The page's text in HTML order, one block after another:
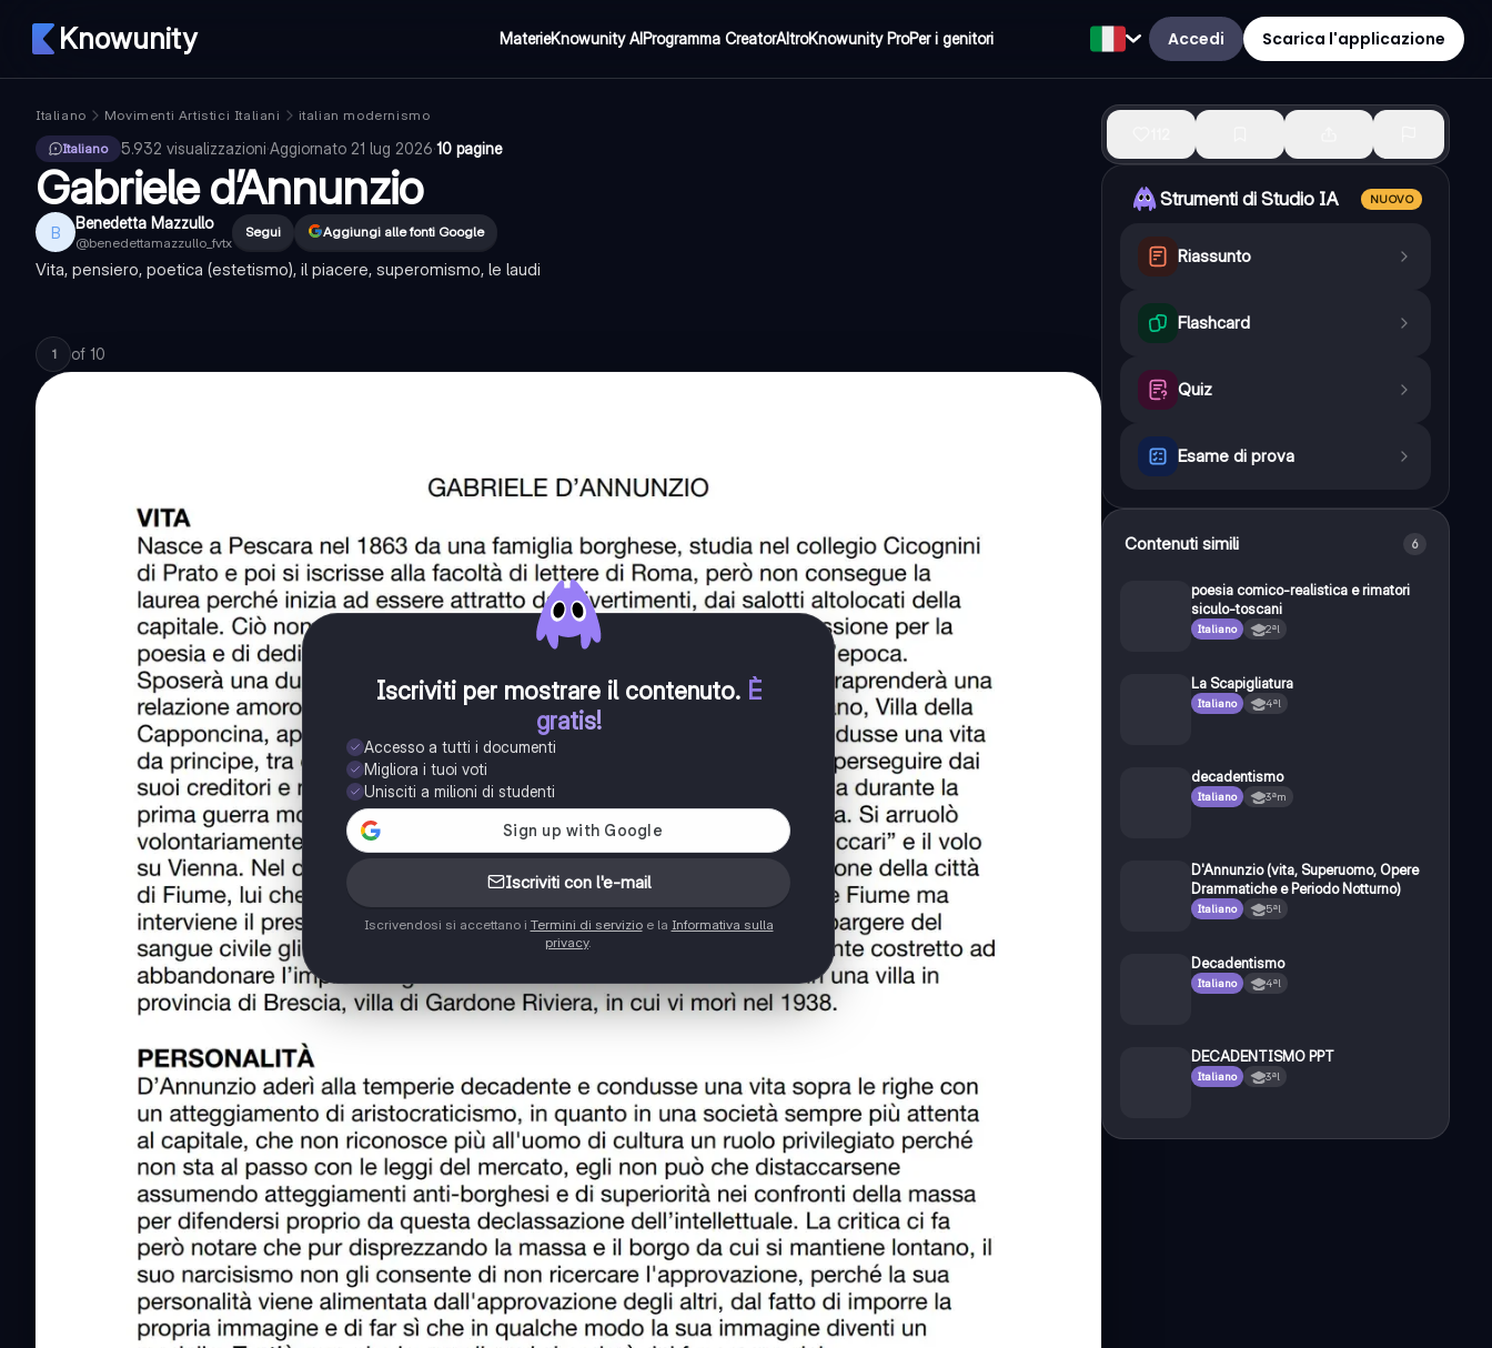
Knowunity MaterieKnowunity AIProgramma CreatorAltroKnowunity ProPer i genitori Accedi Scarica l'applicazione
Italiano Movimenti Artistici Italiani
italian modernismo
Italiano
5.932 visualizzazioni·Aggiornato 21 lug 2026·10 pagine
Gabriele d’Annunzio
B Benedetta Mazzullo
@benedettamazzullo_fvtx
Segui Aggiungi alle fonti Google
Vita, pensiero, poetica (estetismo), il piacere, superomismo, le laudi
1 of 10
Iscriviti per mostrare il contenuto. È
gratis!
Accesso a tutti i documenti
Migliora i tuoi voti
Unisciti a milioni di studenti
Iscriviti con l'e-mail
Iscrivendosi si accettano i Termini di servizioe la Informativa sulla
privacy.
Strumenti di Studio IA NUOVO
Riassunto
Flashcard
Quiz
Esame di prova
Contenuti simili 6
poesia comico-realistica e rimatori
siculo-toscani
Italiano 2ªl
La Scapigliatura
Italiano 4ªl
decadentismo
Italiano 3ªm
D'Annunzio (vita, Superuomo, Opere
Drammatiche e Periodo Notturno)
Italiano 5ªl
Decadentismo
Italiano 4ªl
DECADENTISMO PPT
Italiano 3ªl